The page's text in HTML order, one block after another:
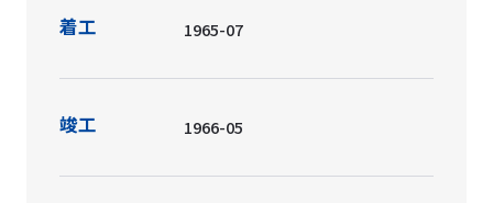
着工 1965-07
竣工 1966-05